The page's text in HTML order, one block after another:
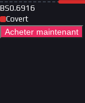
BS0.6916
Covert
Acheter maintenant